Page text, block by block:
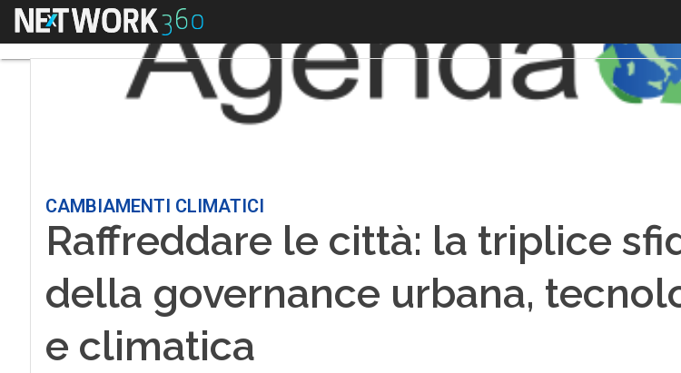
Menu
CAMBIAMENTI CLIMATICI
Raffreddare le città: la triplice
della governance urbana,
e climatica